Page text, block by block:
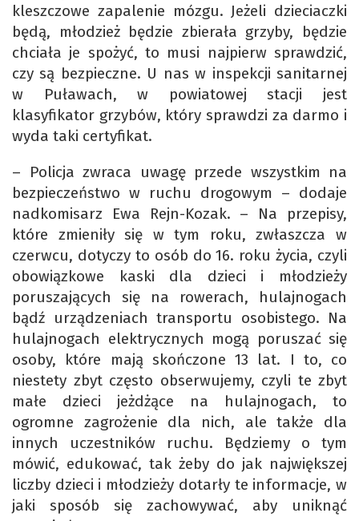
kleszczowe zapalenie mózgu. Jeżeli dzieciaczki
będą, młodzież będzie zbierała grzyby, będzie
chciała je spożyć, to musi najpierw sprawdzić,
czy są bezpieczne. U nas w inspekcji sanitarnej
w Puławach, w powiatowej stacji jest
klasyfikator grzybów, który sprawdzi za darmo i
wyda taki certyfikat.
– Policja zwraca uwagę przede wszystkim na
bezpieczeństwo w ruchu drogowym – dodaje
nadkomisarz Ewa Rejn-Kozak. – Na przepisy,
które zmieniły się w tym roku, zwłaszcza w
czerwcu, dotyczy to osób do 16. roku życia, czyli
obowiązkowe kaski dla dzieci i młodzieży
poruszających się na rowerach, hulajnogach
bądź urządzeniach transportu osobistego. Na
hulajnogach elektrycznych mogą poruszać się
osoby, które mają skończone 13 lat. I to, co
niestety zbyt często obserwujemy, czyli te zbyt
małe dzieci jeżdżące na hulajnogach, to
ogromne zagrożenie dla nich, ale także dla
innych uczestników ruchu. Będziemy o tym
mówić, edukować, tak żeby do jak największej
liczby dzieci i młodzieży dotarły te informacje, w
jaki sposób się zachowywać, aby uniknąć